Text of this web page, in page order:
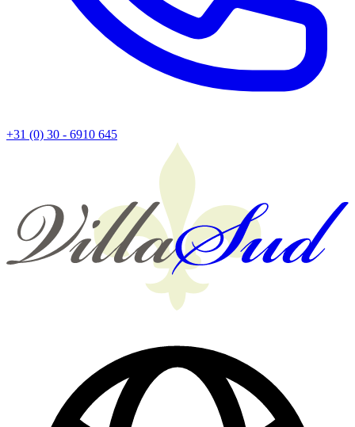
+31 (0) 30 - 6910 645